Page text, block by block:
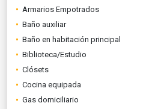
Armarios Empotrados
Baño auxiliar
Baño en habitación principal
Biblioteca/Estudio
Clósets
Cocina equipada
Gas domiciliario